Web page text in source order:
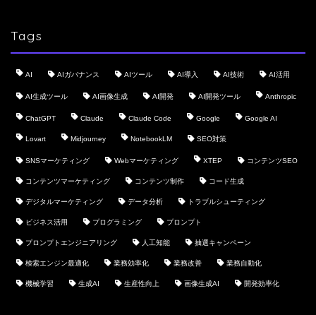
Tags
AI AIガバナンス AIツール AI導入 AI技術 AI活用
AI生成ツール AI画像生成 AI開発 AI開発ツール Anthropic
ChatGPT Claude Claude Code Google Google AI
Lovart Midjourney NotebookLM SEO対策
SNSマーケティング Webマーケティング XTEP コンテンツSEO
コンテンツマーケティング コンテンツ制作 コード生成
デジタルマーケティング データ分析 トラブルシューティング
ビジネス活用 プログラミング プロンプト
プロンプトエンジニアリング 人工知能 抽選キャンペーン
検索エンジン最適化 業務効率化 業務改善 業務自動化
機械学習 生成AI 生産性向上 画像生成AI 開発効率化